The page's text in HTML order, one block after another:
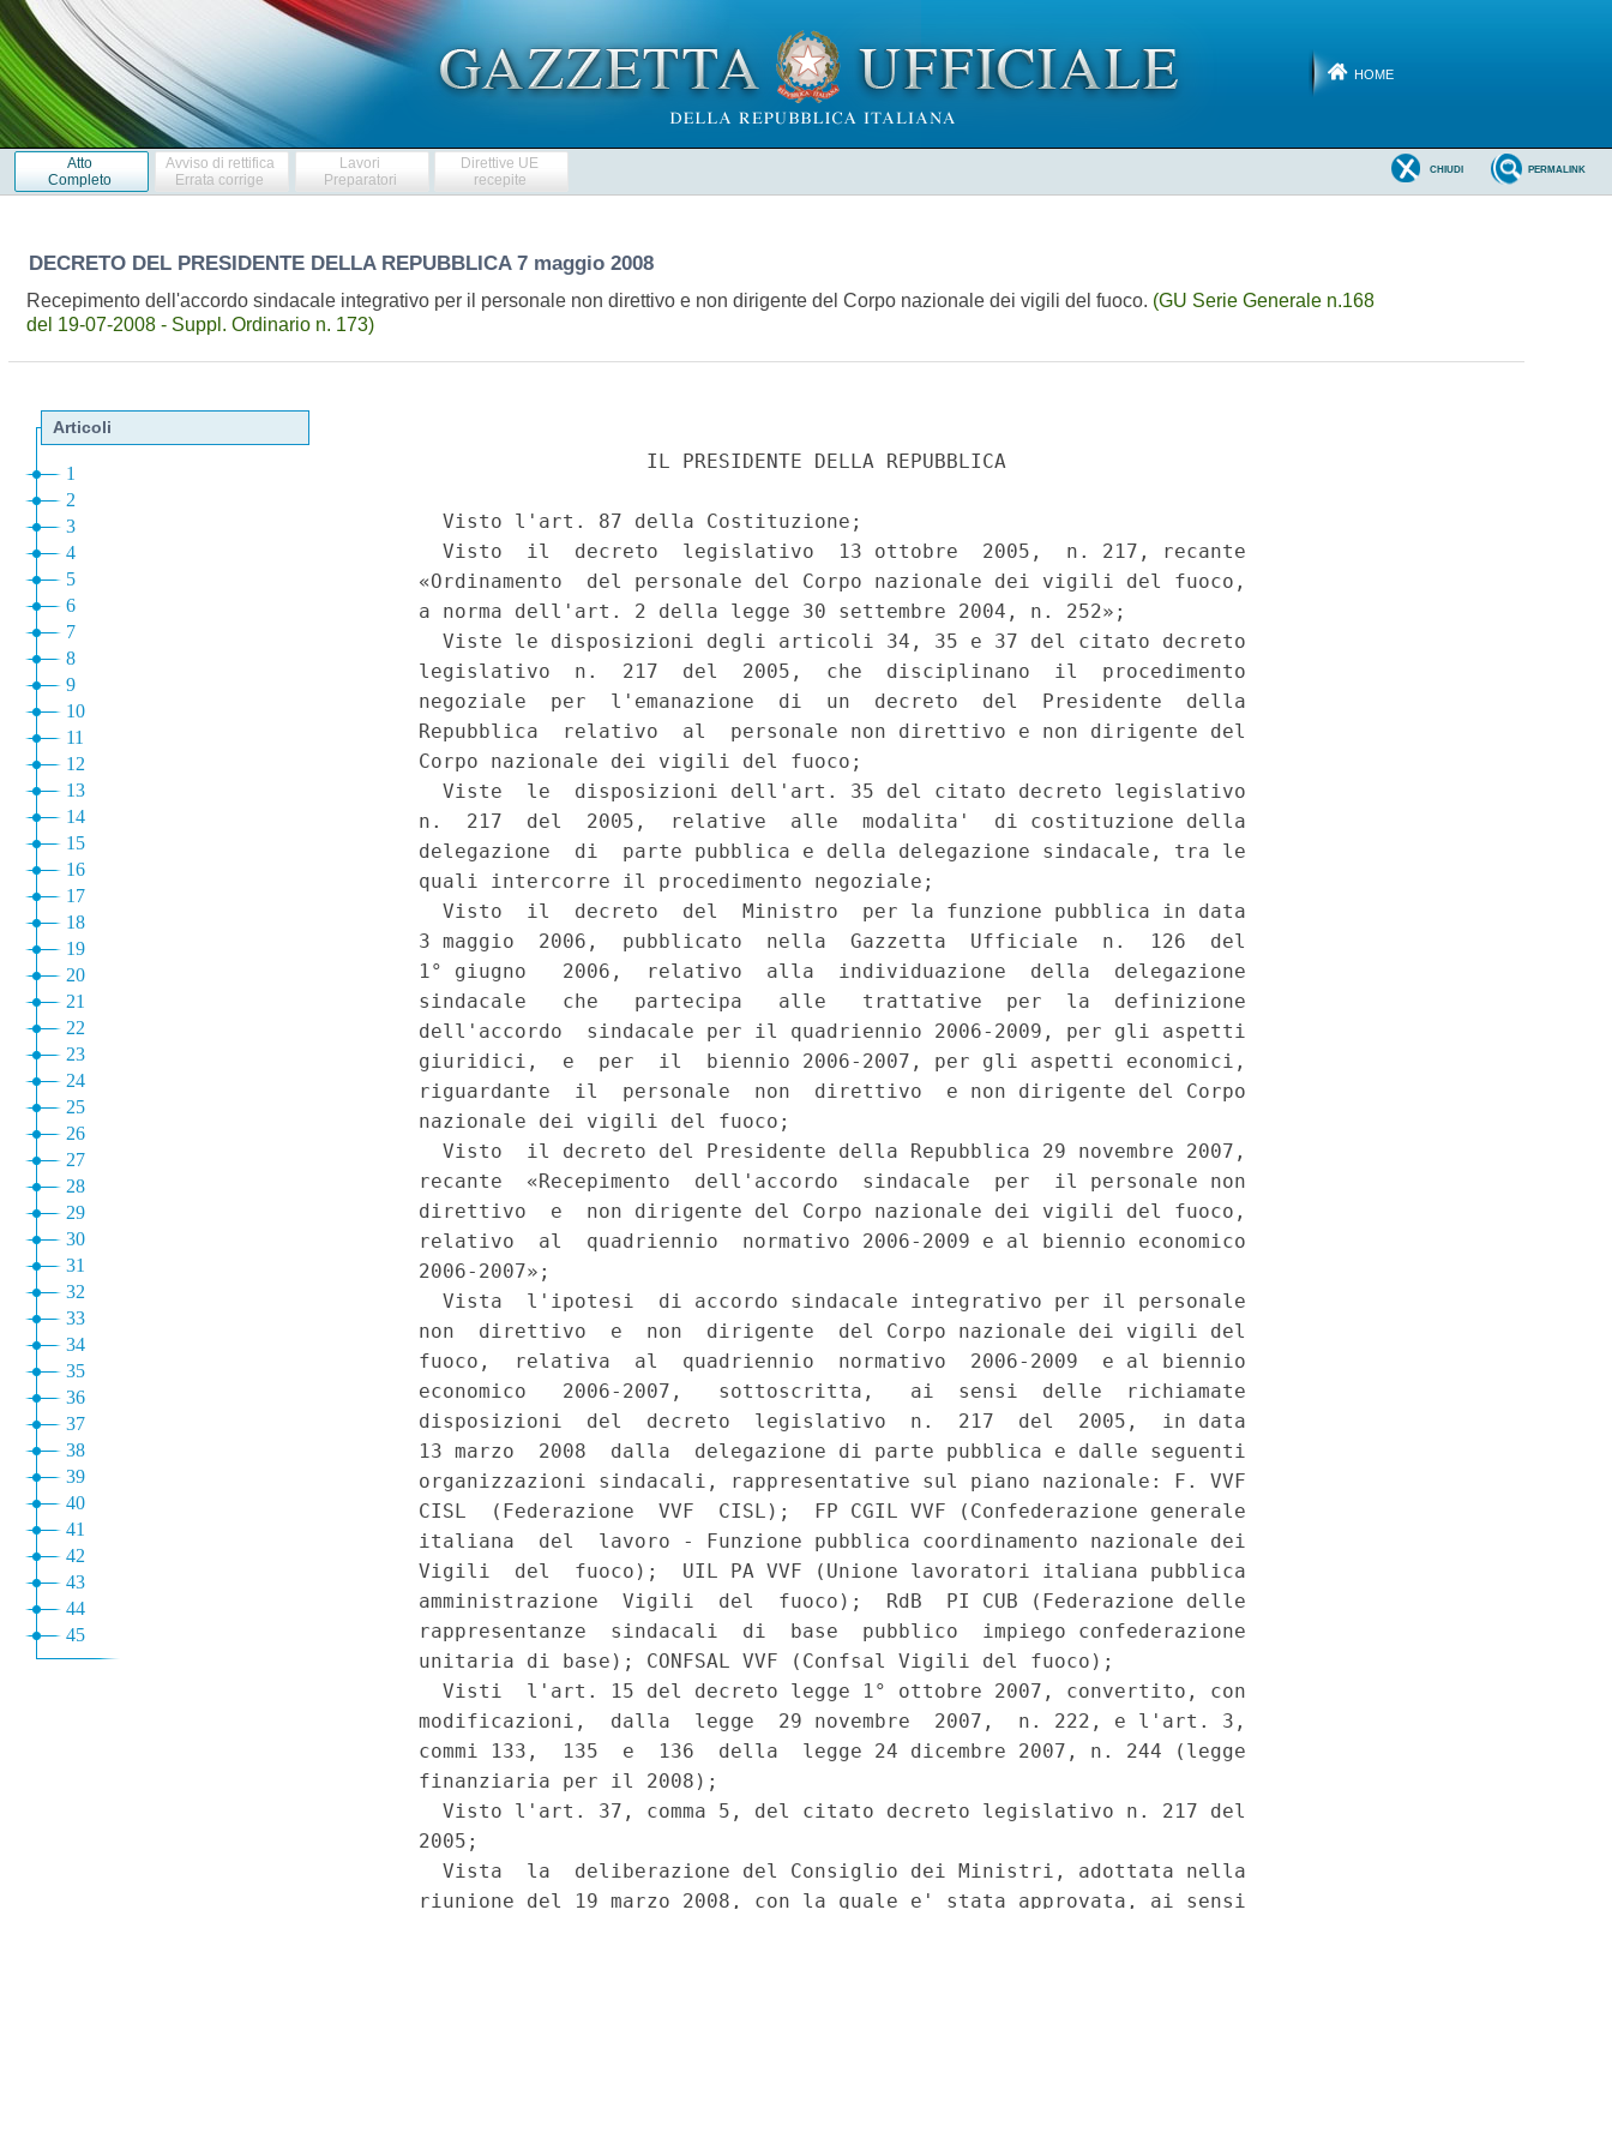
HOME
Atto
Completo
Avviso di rettifica
Errata corrige
Lavori
Preparatori
Direttive UE
recepite
PERMALINK
CHIUDI
DECRETO DEL PRESIDENTE DELLA REPUBBLICA 7 maggio 2008
Recepimento dell'accordo sindacale integrativo per il personale non direttivo e non dirigente del Corpo nazionale dei vigili del fuoco. (GU Serie Generale n.168
del 19-07-2008 - Suppl. Ordinario n. 173)